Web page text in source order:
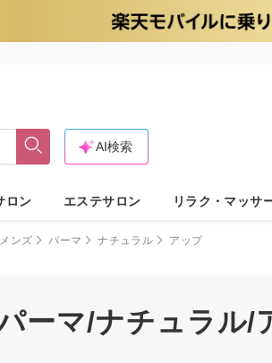
AI検索
ロン エステサロン リラク・マッサ
メンズ パーマ ナチュラル アップ
ーマ/ナチュラル/